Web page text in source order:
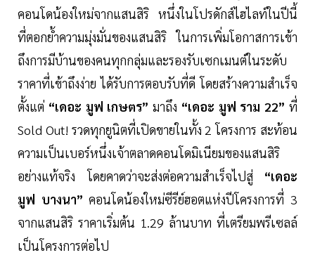
คอนโดน้องใหม่จากแสนสิริ หนึ่งในโปรดักส์ไฮไลท์ในปีนี้
ที่ตอกย้ำความมุ่งมั่นของแสนสิริ ในการเพิ่มโอกาสการเข้า
ถึงการมีบ้านของคนทุกกลุ่มและรองรับเซกเมนต์ในระดับ
ราคาที่เข้าถึงง่าย ได้รับการตอบรับที่ดี โดยสร้างความสำเร็จ
ตั้งแต่ “เดอะ มูฟ เกษตร” มาถึง “เดอะ มูฟ ราม 22”ที่
Sold Out! รวดทุกยูนิตที่เปิดขายในทั้ง 2 โครงการ สะท้อน
ความเป็นเบอร์หนึ่งเจ้าตลาดคอนโดมิเนียมของแสนสิริ
อย่างแท้จริง โดยคาดว่าจะส่งต่อความสำเร็จไปสู่ “เดอะ
มูฟ บางนา” คอนโดน้องใหม่ซีรีย์ฮอตแห่งปีโครงการที่ 3
จากแสนสิริ ราคาเริ่มต้น 1.29 ล้านบาท ที่เตรียมพรีเซลล์
เป็นโครงการต่อไป